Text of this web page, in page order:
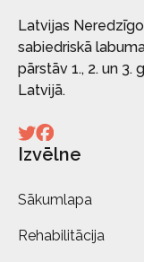
Latvijas
sabiedriskā
pārstāv 1., 2. un 3.
Latvijā.
Izvēlne
Sākumlapa
Rehabilitācija